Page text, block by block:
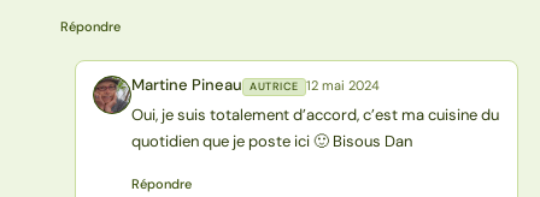
Répondre
MP Martine Pineau AUTRICE 12 mai 2024
Oui, je suis totalement d’accord, c’est ma cuisine du
quotidien que je poste ici 🙂 Bisous Dan
Répondre